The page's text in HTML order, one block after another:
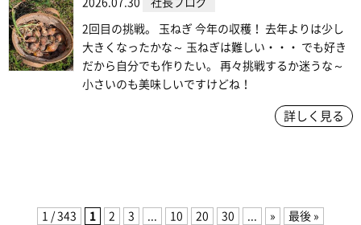
2026.07.30 社長ブログ
2回目の挑戦。 玉ねぎ 今年の収穫！ 去年よりは少し
大きくなったかな～ 玉ねぎは難しい・・・ でも好き
だから自分でも作りたい。 再々挑戦するか迷うな～
小さいのも美味しいですけどね！
詳しく見る
1 / 343 1 2 3 10 20 30 » 最後 »